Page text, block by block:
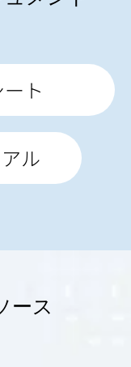
ト
ル
ース